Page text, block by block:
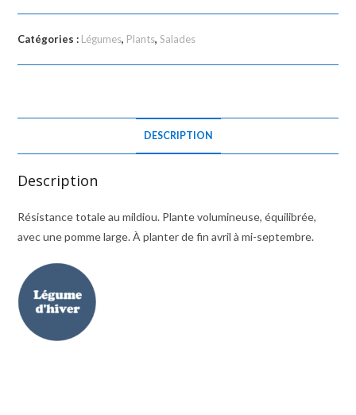
Catégories : Légumes, Plants,Salades
DESCRIPTION
Description
Résistance totale au mildiou. Plante volumineuse, équilibrée,
avec une pomme large. À planter de fin avril à mi-septembre.